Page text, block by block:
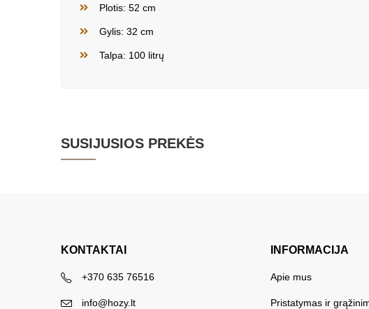
Plotis: 52 cm
Gylis: 32 cm
Talpa: 100 litrų
SUSIJUSIOS PREKĖS
KONTAKTAI
+370 635 76516
info@hozy.lt
INFORMACIJA
Apie mus
Pristatymas ir